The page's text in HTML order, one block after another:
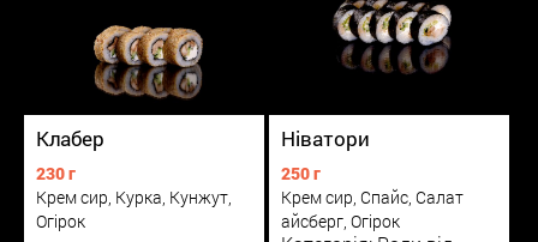
Клабер
230 г
Крем сир, Курка, Кунжут,
Огірок
Ніватори
250 г
Крем сир, Спайс, Салат
айсберг, Огірок